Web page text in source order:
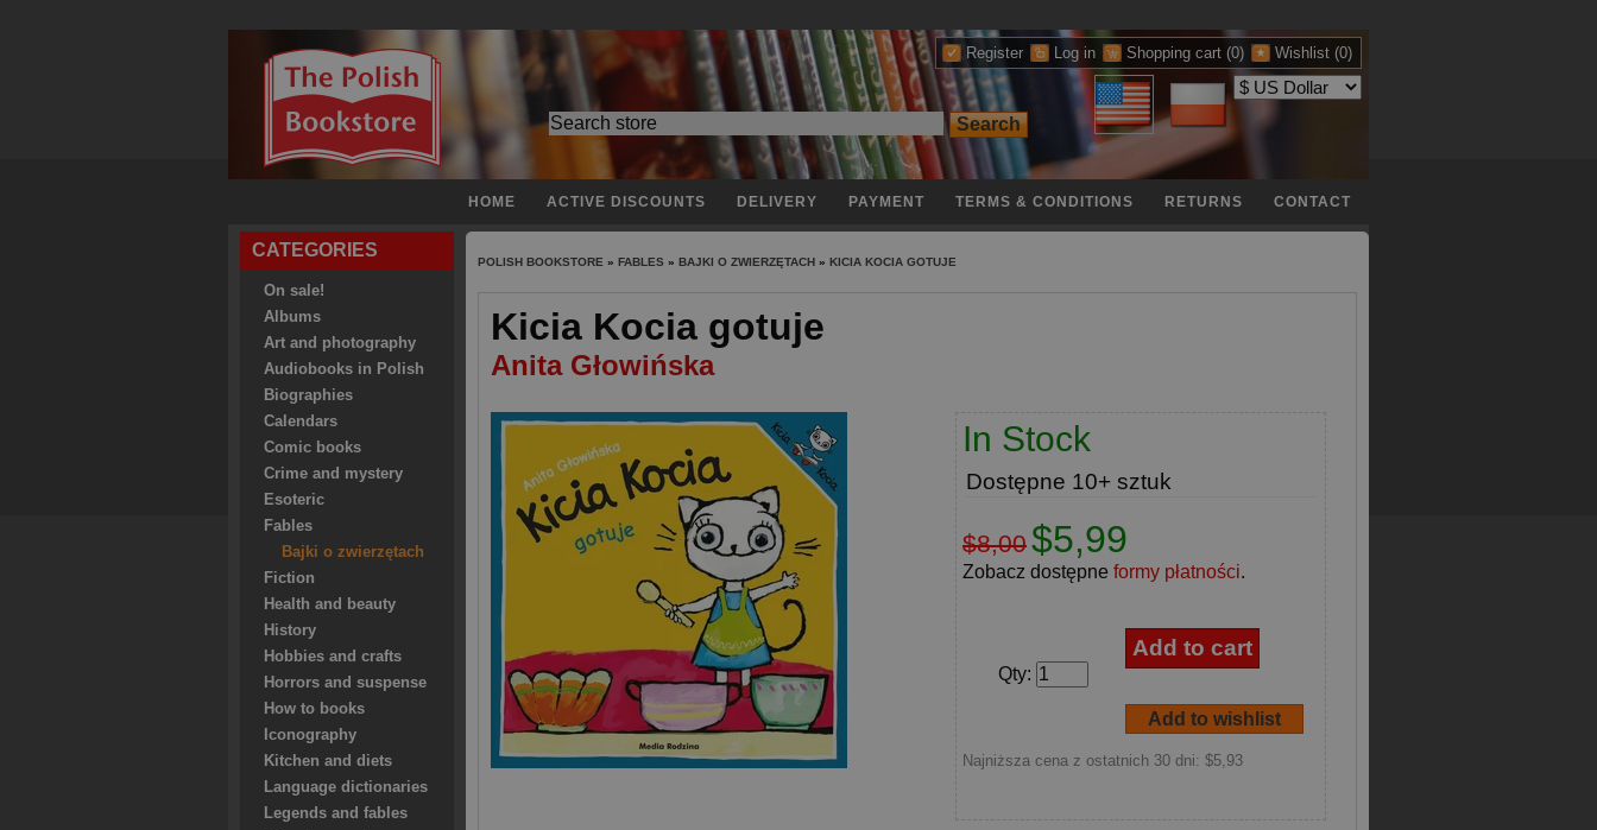
Register Log in Shopping cart (0) Wishlist (0)
HOME ACTIVE DISCOUNTS DELIVERY PAYMENT TERMS & CONDITIONS RETURNS CONTACT
CATEGORIES
On sale!
Albums
Art and photography
Audiobooks in Polish
Biographies
Calendars
Comic books
Crime and mystery
Esoteric
Fables
Bajki o zwierzętach
Fiction
Health and beauty
History
Hobbies and crafts
Horrors and suspense
How to books
Iconography
Kitchen and diets
Language dictionaries
Legends and fables
POLISH BOOKSTORE » FABLES » BAJKI O ZWIERZĘTACH » KICIA KOCIA GOTUJE
Kicia Kocia gotuje
Anita Głowińska
In Stock
Dostępne 10+ sztuk
$8,00$5,99
Zobacz dostępne formy płatności.
Qty:
Najniższa cena z ostatnich 30 dni: $5,93